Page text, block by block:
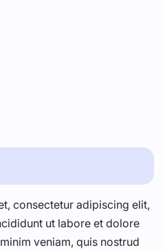
consectetur adipiscing elit,
ut labore et dolore
veniam, quis nostrud